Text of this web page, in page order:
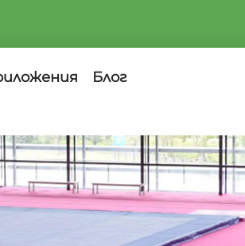
Блог